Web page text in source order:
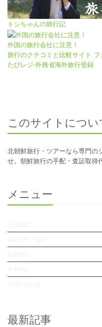
トシちゃんの旅行記
外国の旅行会社に注意！
旅行のクチコミと比較サイト
たびレジ-外務省海外旅行登録
このサイトについ
北朝鮮旅行・ツアーなら専門の
せ。朝鮮旅行の手配・査証取得
メニュー
最新記事